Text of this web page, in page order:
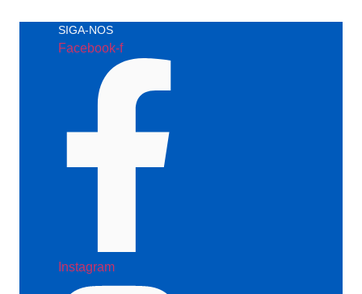
SIGA-NOS
Facebook-f
Instagram